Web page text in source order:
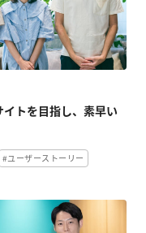
トを目指し、素早い
#ユーザーストーリー